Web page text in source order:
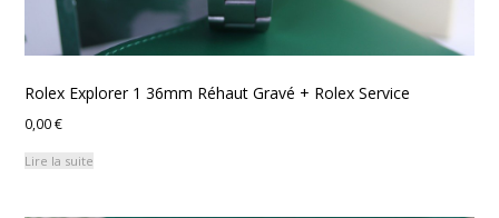
Rolex Explorer 1 36mm Réhaut Gravé + Rolex Service
0,00€
Lire la suite